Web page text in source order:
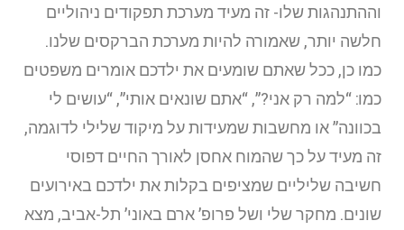
וההתנהגות שלו- זה מעיד מערכת תפקודים ניהוליים
חלשה יותר, שאמורה להיות מערכת הברקסים שלנו.
כמו כן, ככל שאתם שומעים את ילדכם אומרים משפטים
כמו: “למה רק אני?”, “אתם שונאים אותי”, “עושים לי
בכוונה” או מחשבות שמעידות על מיקוד שלילי לדוגמה,
זה מעיד על כך שהמוח אחסן לאורך החיים דפוסי
חשיבה שליליים שמציפים בקלות את ילדכם באירועים
שונים. מחקר שלי ושל פרופ’ ארם באוני’ תל-אביב, מצא